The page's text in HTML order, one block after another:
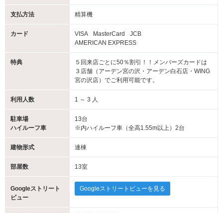
支払方法 精算機
カード VISA MasterCard
JCB
AMERICAN EXPRESS
特典
５回来店ごとに50％割引！！メンバーズカードは
３店舗（アーデン宮の沢・アーデン白石店・WING
宮の沢店）でご利用可能です。
利用人数 1 ～ 3 人
駐車場
ハイルーフ車
13台
※内ハイルーフ車（全高1.55m以上）2台
建物形式 連棟
部屋数 13室
Googleストリート
ビュー
Googleストリートビューを見る